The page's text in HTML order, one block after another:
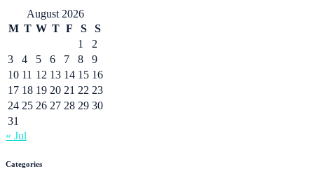
August 2026
M T W T F S
S
1
2
3
4 5 6 7 8
9
10 11 12 13 14 15 16
17 18 19 20 21 22 23
24 25 26 27 28 29 30
31
« Jul
Categories